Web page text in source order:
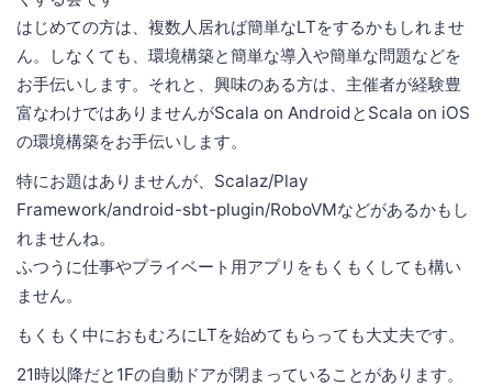
はじめての方は、複数人居れば簡単なLTをするかもしれませ
ん。しなくても、環境構築と簡単な導入や簡単な問題などを
お手伝いします。それと、興味のある方は、主催者が経験豊
富なわけではありませんがScala on AndroidとScala on iOS
の環境構築をお手伝いします。
特にお題はありませんが、Scalaz/Play
Framework/android-sbt-plugin/RoboVMなどがあるかもし
れませんね。
ふつうに仕事やプライベート用アプリをもくもくしても構い
ません。
もくもく中におもむろにLTを始めてもらっても大丈夫です。
21時以降だと1Fの自動ドアが閉まっていることがあります。